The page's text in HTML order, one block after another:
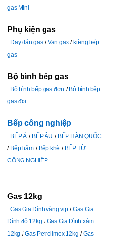
gas Mini
Phụ kiện gas
Dây dẫn gas Van gas
kiềng bếp
gas
Bộ bình bếp gas
Bộ bình bếp gas đơn
Bộ bình bếp
gas đôi
Bếp công nghiệp
BẾP Á BẾP ÂU
BẾP HÀN QUỐC
Bếp hầm
Bếp khè
BẾP TỪ
CÔNG NGHIỆP
Gas 12kg
Gas Gia Đình vàng vip
Gas Gia
Đình đỏ 12kg
Gas Gia Đình xám
12kg
Gas Petrolimex 12kg
Gas